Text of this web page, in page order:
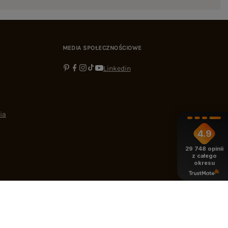
MEDIA SPOŁECZNOŚCIOWE
Linkedin
4.9
29 748 opinii
z całego
okresu